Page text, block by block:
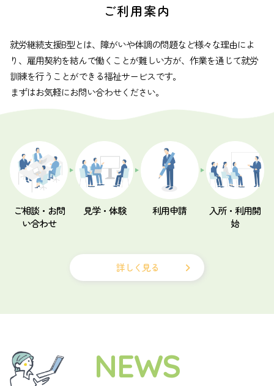
ご利用案内
就労継続支援B型とは、障がいや体調の問題など様々な理由によ
り、雇用契約を結んで働くことが難しい方が、作業を通じて就労
訓練を行うことができる福祉サービスです。
まずはお気軽にお問い合わせください。
ご相談・お問
い合わせ
見学・体験 利用申請
入所・利用開
始
詳しく見る
NEWS
トップ
夢尊ワークスとは
お知らせ